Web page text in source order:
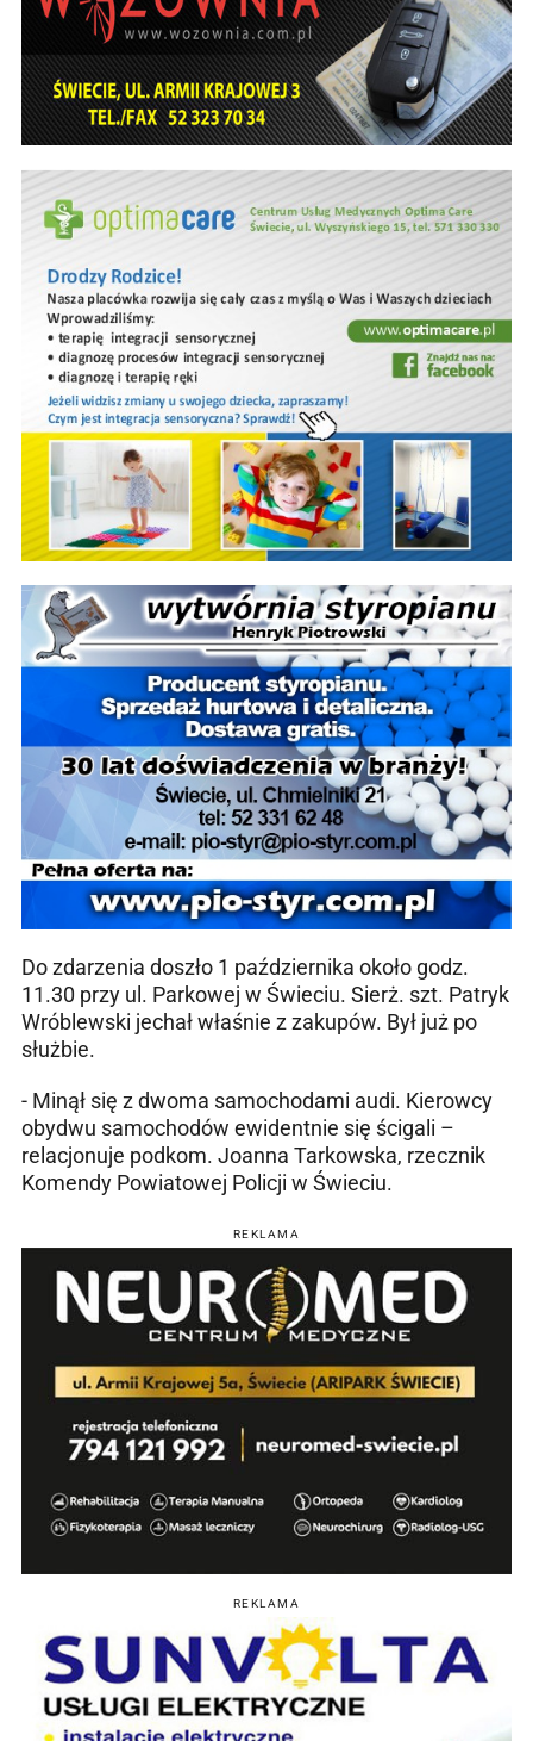
Do zdarzenia doszło 1 października około godz.
11.30 przy ul. Parkowej w Świeciu. Sierż. szt. Patryk
Wróblewski jechał właśnie z zakupów. Był już po
służbie.
- Minął się z dwoma samochodami audi. Kierowcy
obydwu samochodów ewidentnie się ścigali –
relacjonuje podkom. Joanna Tarkowska, rzecznik
Komendy Powiatowej Policji w Świeciu.
REKLAMA
REKLAMA